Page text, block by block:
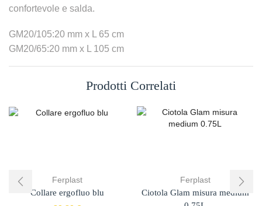
confortevole e salda.
GM20/105:20 mm x L 65 cm
GM20/65:20 mm x L 105 cm
Prodotti Correlati
Ferplast
Collare ergofluo blu
Ferplast
Ciotola Glam misura medium